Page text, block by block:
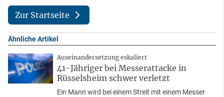
Zur Startseite
Ähnliche Artikel
Auseinandersetzung eskaliert
41-Jähriger bei Messerattacke in
Rüsselsheim schwer verletzt
Ein Mann wird bei einem Streit mit einem Messer